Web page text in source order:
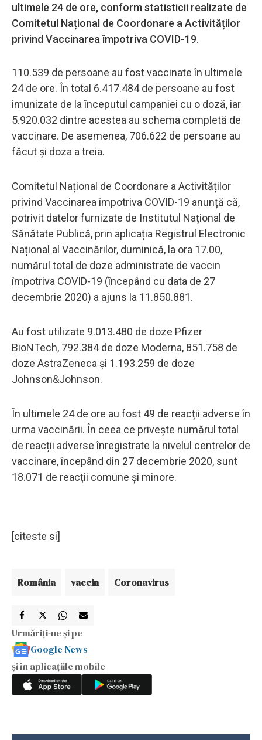
ultimele 24 de ore, conform statisticii realizate de
Comitetul Național de Coordonare a Activităților
privind Vaccinarea împotriva COVID-19.
110.539 de persoane au fost vaccinate în ultimele
24 de ore. În total 6.417.484 de persoane au fost
imunizate de la începutul campaniei cu o doză, iar
5.920.032 dintre acestea au schema completă de
vaccinare. De asemenea, 706.622 de persoane au
făcut și doza a treia.
Comitetul Național de Coordonare a Activităților
privind Vaccinarea împotriva COVID-19 anunță că,
potrivit datelor furnizate de Institutul Național de
Sănătate Publică, prin aplicația Registrul Electronic
Național al Vaccinărilor, duminică, la ora 17.00,
numărul total de doze administrate de vaccin
împotriva COVID-19 (începând cu data de 27
decembrie 2020) a ajuns la 11.850.881.
Au fost utilizate 9.013.480 de doze Pfizer
BioNTech, 792.384 de doze Moderna, 851.758 de
doze AstraZeneca și 1.193.259 de doze
Johnson&Johnson.
În ultimele 24 de ore au fost 49 de reacții adverse în
urma vaccinării. În ceea ce privește numărul total
de reacții adverse înregistrate la nivelul centrelor de
vaccinare, începând din 27 decembrie 2020, sunt
18.071 de reacții comune și minore.
[citeste si]
România vaccin Coronavirus
Urmăriți-ne și pe
Google News
și în aplicațiile mobile